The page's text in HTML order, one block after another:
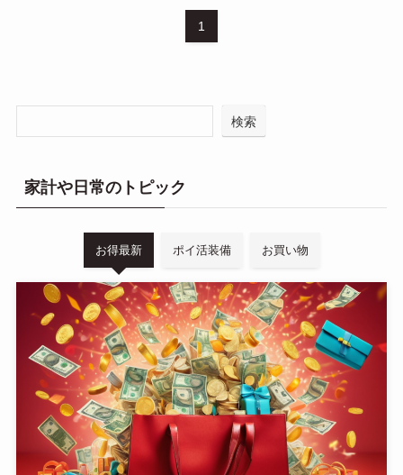
1
検索
家計や日常のトピック
お得最新 ポイ活装備 お買い物